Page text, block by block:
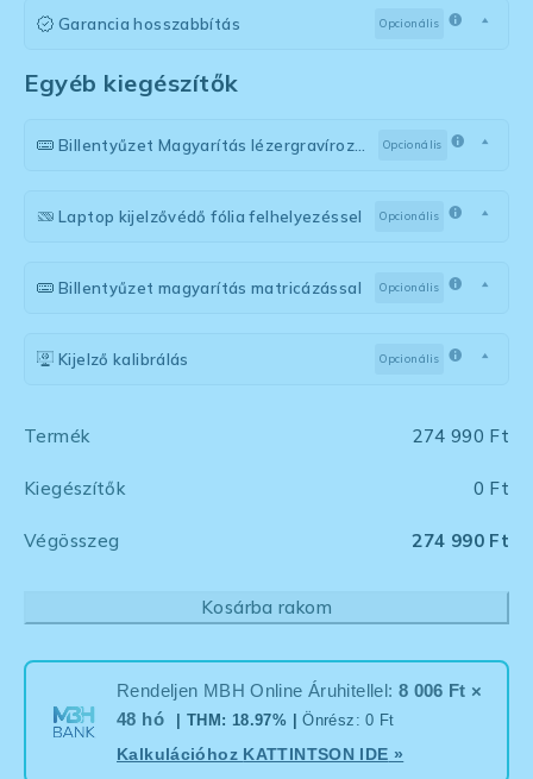
Garancia hosszabbítás Opcionális
Egyéb kiegészítők
Billentyűzet Magyarítás lézergravírozással Opcionális
Laptop kijelzővédő fólia felhelyezéssel Opcionális
Billentyűzet magyarítás matricázással Opcionális
Kijelző kalibrálás Opcionális
Termék 274 990 Ft
Kiegészítők 0 Ft
Végösszeg 274 990 Ft
Kosárba rakom
Rendeljen MBH Online Áruhitellel: 8 006 Ft ×
48 hó
| THM: 18.97% |Önrész: 0 Ft
Kalkulációhoz KATTINTSON IDE »